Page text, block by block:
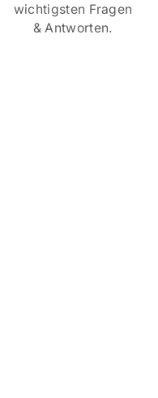
wichtigsten Fragen
& Antworten.